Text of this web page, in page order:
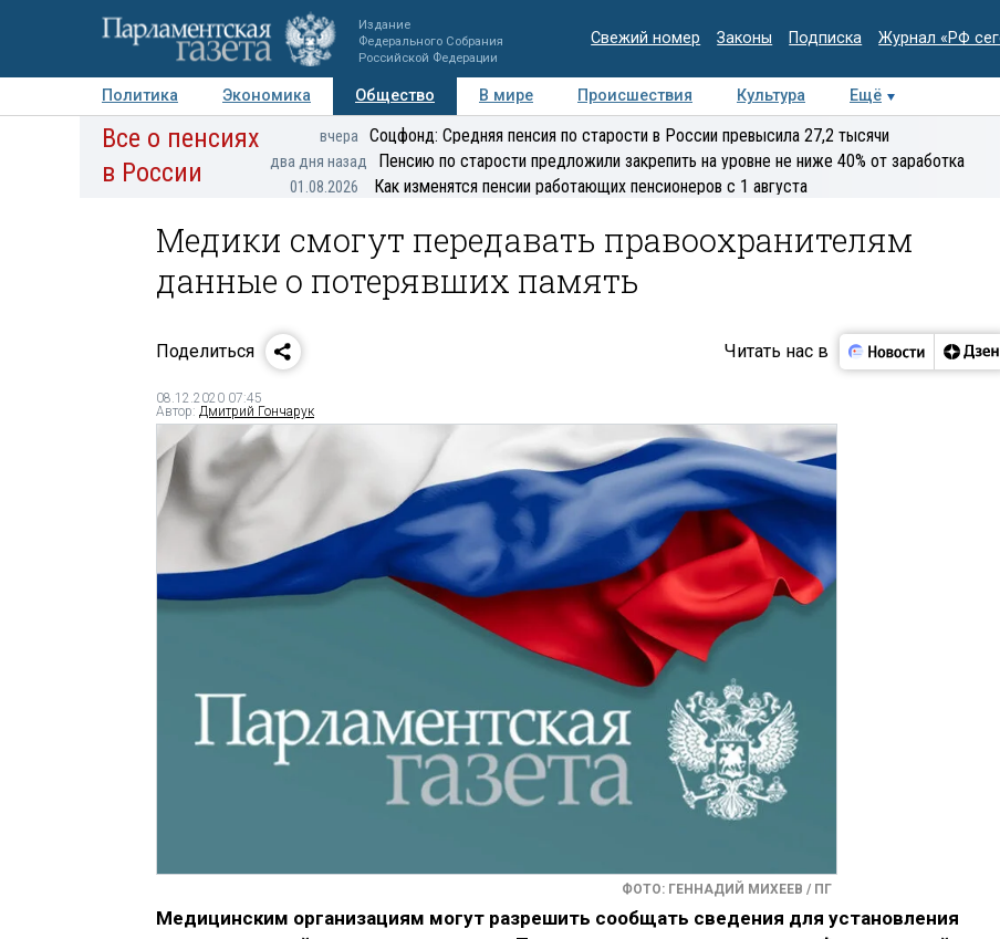
Издание
Федерального Собрания
Российской Федерации
Свежий номер Законы Подписка Журнал «РФ
Политика Экономика Общество В мире Происшествия Культура Ещё
Авторы Персоны Мнения Регионы Медиацентр Интервью Колумнисты
Все о пенсиях
в России
вчера Соцфонд: Средняя пенсия по старости в России превысила 27,2 тысячи
два дня назад Пенсию по старости предложили закрепить на уровне не ниже 40% от заработка
01.08.2026 Как изменятся пенсии работающих пенсионеров с 1 августа
Медики смогут передавать правоохранителям
данные о потерявших память
Поделиться Читать нас в
08.12.2020 07:45
Автор: Дмитрий Гончарук
ФОТО: ГЕННАДИЙ МИХЕЕВ / ПГ
Медицинским организациям могут разрешить сообщать сведения для установления